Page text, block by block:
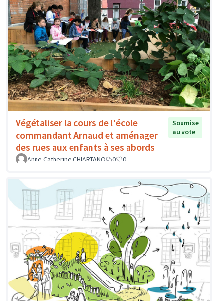
Végétaliser la cours de l'école
commandant Arnaud et aménager
des rues aux enfants à ses abords
Soumise
au vote
Anne Catherine CHIARTANO 0 0